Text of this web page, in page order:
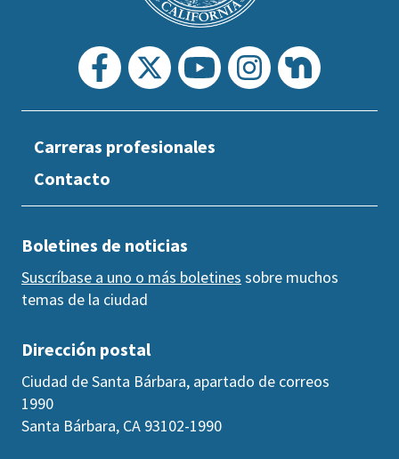
Carreras profesionales
Contacto
Dirección postal
Ciudad de Santa Bárbara, apartado de correos
1990
Santa Bárbara, CA 93102-1990
Boletines de noticias
Suscríbase a uno o más boletines sobre muchos
temas de la ciudad